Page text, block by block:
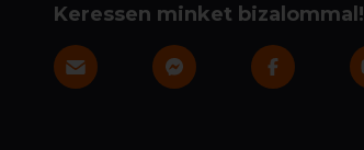
Keressen minket bizalommal!